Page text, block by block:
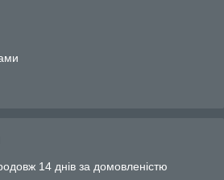
14 днів за домовленістю